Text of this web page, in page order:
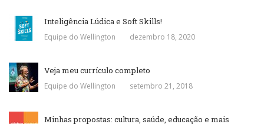
Inteligência Lúdica e Soft Skills!
Equipe do Wellington dezembro 18, 2020
Veja meu currículo completo
Equipe do Wellington setembro 21, 2018
Minhas propostas: cultura, saúde, educação e mais